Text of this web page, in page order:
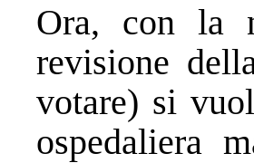
Ora, con la
revisione
votare) si
ospedaliera